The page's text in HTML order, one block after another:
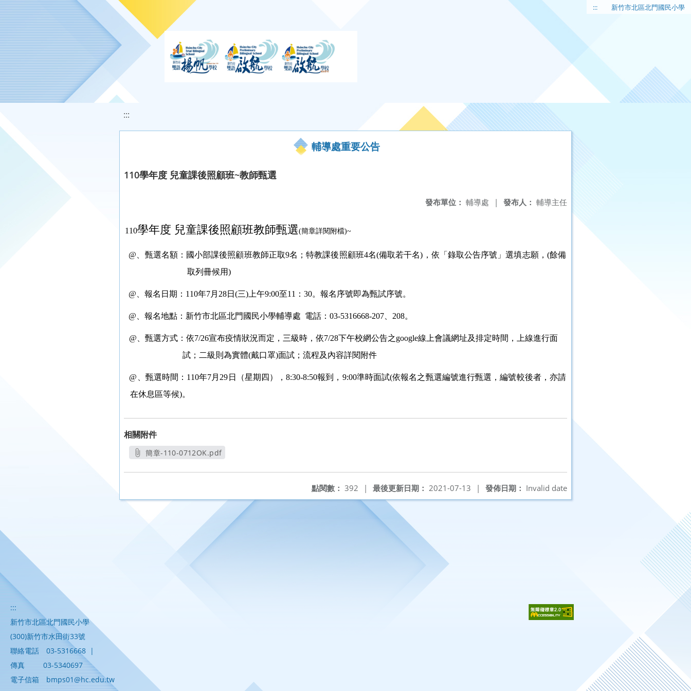
移至網頁之主要內容區位置 ::: 新竹市北區北門國民小學
:::
輔導處重要公告
110學年度 兒童課後照顧班~教師甄選
發布人： 輔導主任
發布單位： 輔導處 |
110學年度 兒童課後照顧班教師甄選(簡章詳閱附檔)~
@ 、甄選名額：國小部課後照顧班教師正取9名；特教課後照顧班4名(備取若干名)，依「錄取公告序號」選填志願，(餘備
取列冊候用)
@ 、報名日期：110年7月28日(三)上午9:00至11：30。報名序號即為甄試序號。
@ 、報名地點：新竹市北區北門國民小學輔導處 電話：03-5316668-207、208。
@
甄選方式：依7/26宣布疫情狀況而定，三級時，依7/28下午校網公告之google線上會議網址及排定時間，上線進行面
試；二級則為實體(戴口罩)面試；流程及內容詳閱附件
@ 、甄選時間：110年7月29日（星期四），8:30-8:50報到，9:00準時面試(依報名之甄選編號進行甄選，編號較後者，亦請
在休息區等候)。
相關附件
簡章-110-0712OK.pdf
發佈日期： Invalid date
最後更新日期： 2021-07-13 |
點閱數： 392 |
:::
新竹市北區北門國民小學
(300)新竹市水田街33號
聯絡電話
03-5316668 |
傳真
03-5340697
電子信箱
bmps01@hc.edu.tw